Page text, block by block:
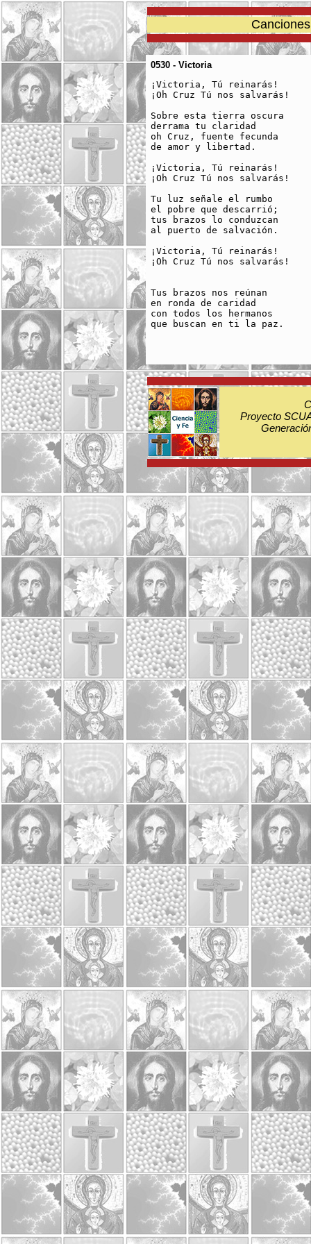
0530 - Victoria
¡Victoria, Tú reinarás!
¡Oh Cruz Tú nos salvarás!
Sobre esta tierra oscura
derrama tu claridad
oh Cruz, fuente fecunda
de amor y libertad.
¡Victoria, Tú reinarás!
¡Oh Cruz Tú nos salvarás!
Tu luz señale el rumbo
el pobre que descarrió;
tus brazos lo conduzcan
al puerto de salvación.
¡Victoria, Tú reinarás!
¡Oh Cruz Tú nos salvarás!
Tus brazos nos reúnan
en ronda de caridad
con todos los hermanos
que buscan en ti la paz.
Proyecto